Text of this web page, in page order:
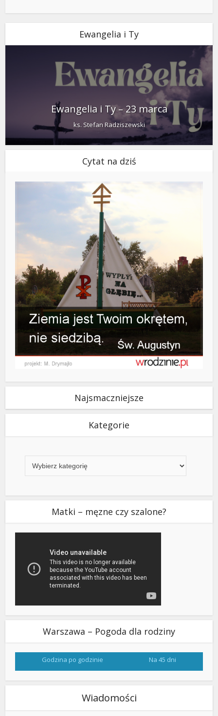
Ewangelia i Ty
Ewangelia i Ty – 23 marca
ks. Stefan Radziszewski
Cytat na dziś
Najsmaczniejsze
Kategorie
Matki – męzne czy szalone?
Warszawa – Pogoda dla rodziny
Godzina po godzinie Na 45 dni
Wiadomości